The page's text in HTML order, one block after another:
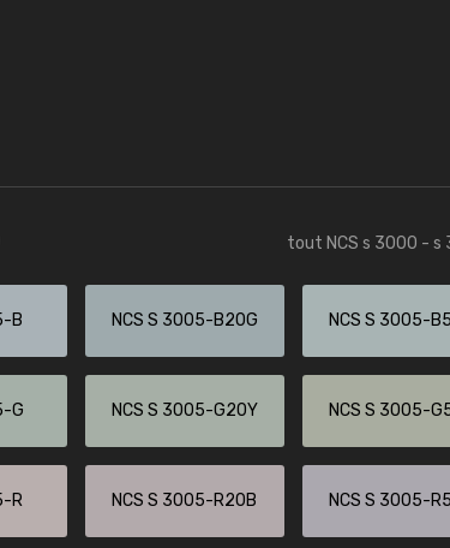
tout NCS s 3000 - s
B NCS S 3005-B20G NCS S 3005-
G NCS S 3005-G20Y NCS S 3005-
R NCS S 3005-R20B NCS S 3005-